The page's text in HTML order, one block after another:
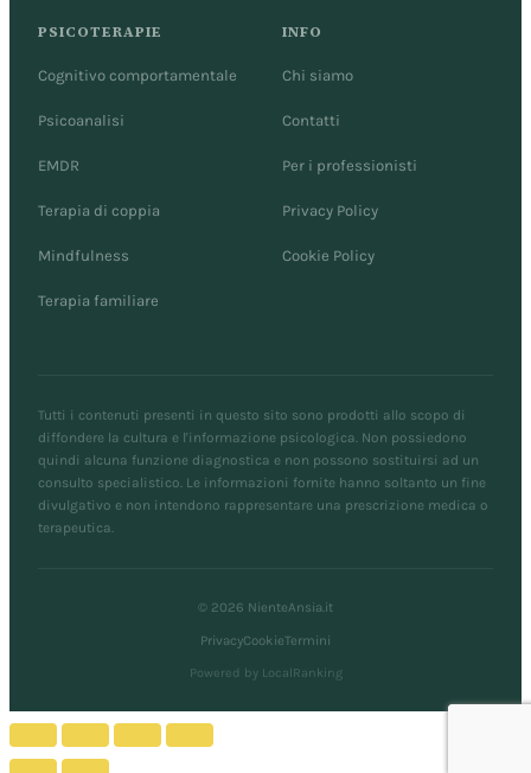
PSICOTERAPIE
Cognitivo comportamentale
Psicoanalisi
EMDR
Terapia di coppia
Mindfulness
Terapia familiare
INFO
Chi siamo
Contatti
Per i professionisti
Privacy Policy
Cookie Policy
Tutti i contenuti presenti in questo sito sono prodotti allo scopo di
diffondere la cultura e l'informazione psicologica. Non possiedono
quindi alcuna funzione diagnostica e non possono sostituirsi ad un
consulto specialistico. Le informazioni fornite hanno soltanto un fine
divulgativo e non intendono rappresentare una prescrizione medica o
terapeutica.
© 2026 NienteAnsia.it
PrivacyCookieTermini
Powered by LocalRanking